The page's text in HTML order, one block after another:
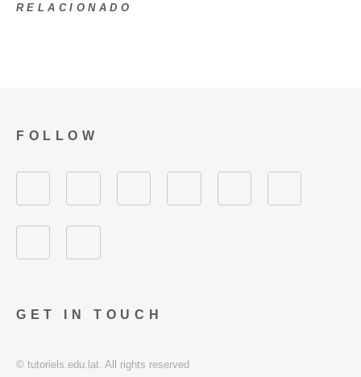
RELACIONADO
GET IN TOUCH
FOLLOW
© tutoriels.edu.lat. All rights reserved